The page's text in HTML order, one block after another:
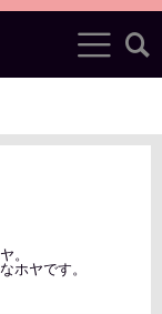
。
ホヤです。